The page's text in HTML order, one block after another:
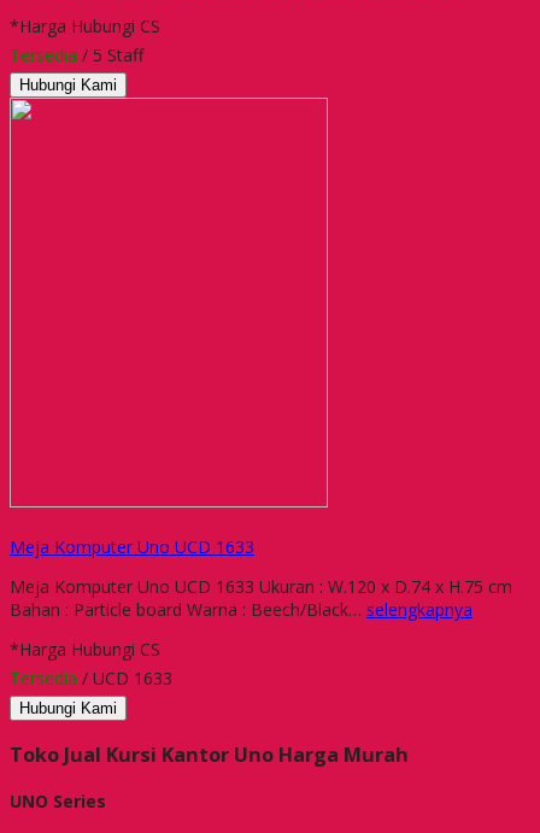
*Harga Hubungi CS
Tersedia / 5 Staff
Hubungi Kami
Meja Komputer Uno UCD 1633
Meja Komputer Uno UCD 1633 Ukuran : W.120 x D.74 x H.75 cm
Bahan : Particle board Warna : Beech/Black… selengkapnya
*Harga Hubungi CS
Tersedia / UCD 1633
Hubungi Kami
Toko Jual Kursi Kantor Uno Harga Murah
UNO Series